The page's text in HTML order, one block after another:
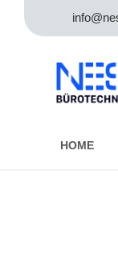
HOME